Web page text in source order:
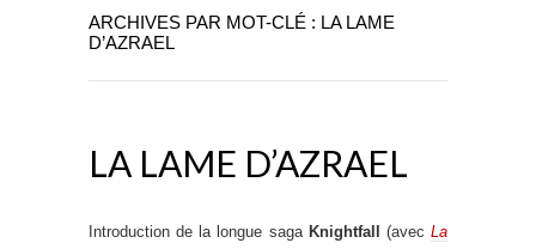
ARCHIVES PAR MOT-CLÉ : LA LAME
D’AZRAEL
LA LAME D’AZRAEL
Introduction de la longue saga Knightfall (avecLa